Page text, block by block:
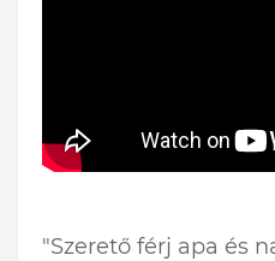
"Szerető férj apa és